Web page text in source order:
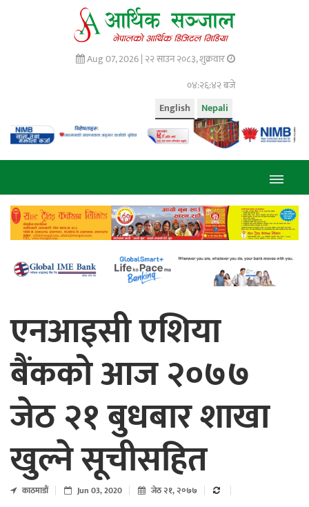
Aug 07, 2026 | २२ साउन २०८३, शुक्रवार
०४:२६:४३ बजे
Nepali
English
एनआइसी एशिया
बैंकको आज २०७७
जेठ २१ बुधबार शाखा
खुल्ने सूचीसहित
काठमाडाैं Jun 03, 2020 जेठ २१, २०७७